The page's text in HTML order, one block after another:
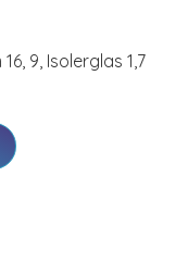
9, Isolerglas 1,7